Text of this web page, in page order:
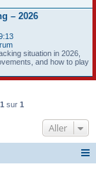
– 2026
situation in 2026,
and how to play
1 sur 1
Aller